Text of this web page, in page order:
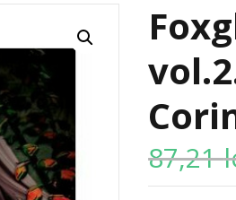
87,21